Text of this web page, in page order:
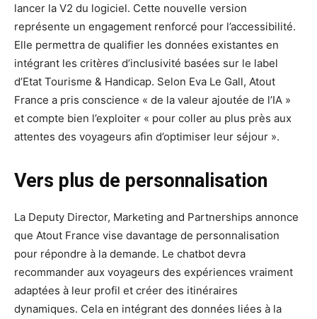
lancer la V2 du logiciel. Cette nouvelle version
représente un engagement renforcé pour l’accessibilité.
Elle permettra de qualifier les données existantes en
intégrant les critères d’inclusivité basées sur le label
d’Etat Tourisme & Handicap. Selon Eva Le Gall, Atout
France a pris conscience « de la valeur ajoutée de l’IA »
et compte bien l’exploiter « pour coller au plus près aux
attentes des voyageurs afin d’optimiser leur séjour ».
Vers plus de personnalisation
La Deputy Director, Marketing and Partnerships annonce
que Atout France vise davantage de personnalisation
pour répondre à la demande. Le chatbot devra
recommander aux voyageurs des expériences vraiment
adaptées à leur profil et créer des itinéraires
dynamiques. Cela en intégrant des données liées à la